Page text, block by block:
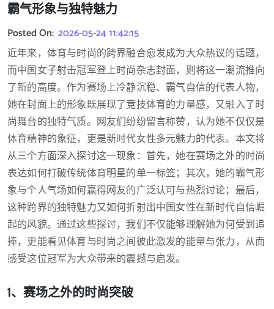
霸气形象与独特魅力
Posted On: 2026-05-24 11:42:15
近年来，体育与时尚的跨界融合愈发成为大众热议的话题，
而中国女子射击冠军登上时尚杂志封面，则将这一潮流推向
了新的高度。作为赛场上冷静沉稳、霸气自信的代表人物，
她在封面上的形象既展现了竞技体育的力量感，又融入了时
尚舞台的独特气质。网友们纷纷留言称赞，认为她不仅仅是
体育精神的象征，更是新时代女性多元魅力的代表。本文将
从三个方面深入探讨这一现象：首先，她在赛场之外的时尚
表达如何打破传统体育明星的单一标签；其次，她的霸气形
象与个人气场如何赢得网友的广泛认可与热烈讨论；最后，
这种跨界的独特魅力又如何折射出中国女性在新时代自信崛
起的风貌。通过这些探讨，我们不仅能够理解她为何受到追
捧，更能看见体育与时尚之间彼此激发的能量与张力，从而
感受这位冠军为大众带来的震撼与启发。
1、赛场之外的时尚突破